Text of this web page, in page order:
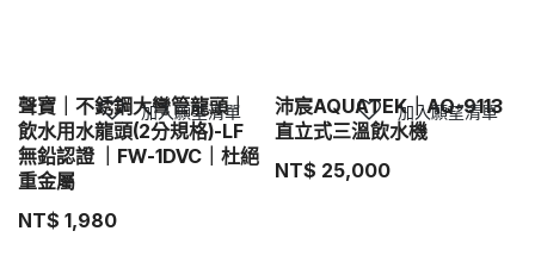
聲寶｜不銹鋼大彎管龍頭｜
飲水用水龍頭(2分規格)-LF
無鉛認證 ｜FW-1DVC｜杜絕
重金屬
NT$ 1,980
加入願望清單
沛宸AQUATEK｜AQ-9113
直立式三溫飲水機
NT$ 25,000
加入願望清單